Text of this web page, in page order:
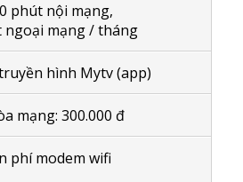
phút nội mạng,
ngoại mạng / tháng
hình Mytv (app)
mạng: 300.000 đ
phí modem wifi